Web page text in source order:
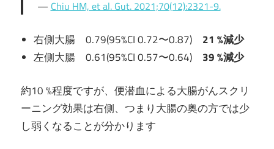
Chiu HM, et al. Gut. 2021;70(12):2321-9.
右側大腸 0.79(95%CI 0.72〜0.87) 21 %減少
左側大腸 0.61(95%CI 0.57〜0.64) 39 %減少
約10 %程度ですが、便潜血による大腸がんスクリ
ーニング効果は右側、つまり大腸の奥の方では少
し弱くなることが分かります